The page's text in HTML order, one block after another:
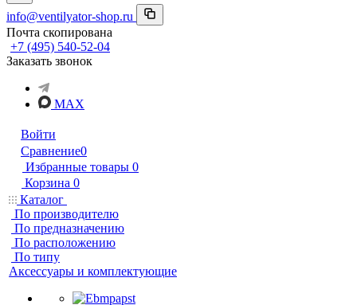
info@ventilyator-shop.ru
Почта скопирована
+7 (495) 540-52-04
Заказать звонок
MAX
Войти
Сравнение0
Избранные товары 0
Корзина 0
Каталог
По производителю
По предназначению
По расположению
По типу
Аксессуары и комплектующие